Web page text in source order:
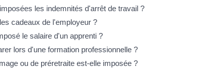
les indemnités d'arrêt de travail ?
cadeaux de l'employeur ?
le salaire d'un apprenti ?
lors d'une formation professionnelle ?
ou de préretraite est-elle imposée ?